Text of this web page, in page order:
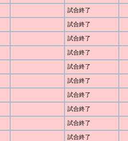
試合終了
試合終了
試合終了
試合終了
試合終了
試合終了
試合終了
試合終了
試合終了
試合終了